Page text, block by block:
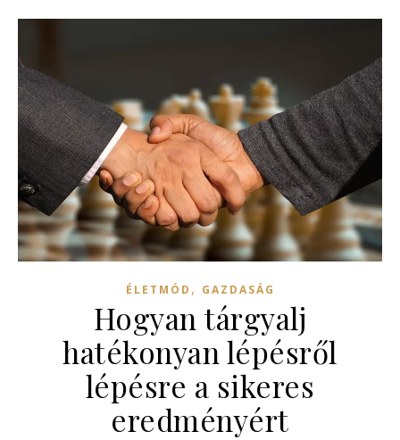
ÉLETMÓD , GAZDASÁG
Hogyan tárgyalj
hatékonyan lépésről
lépésre a sikeres
eredményért